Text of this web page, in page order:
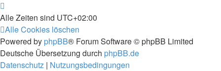
Alle Zeiten sind UTC+02:00
Alle Cookies löschen
Powered by phpBB® Forum Software © phpBB Limited
Deutsche Übersetzung durch phpBB.de
Datenschutz | Nutzungsbedingungen